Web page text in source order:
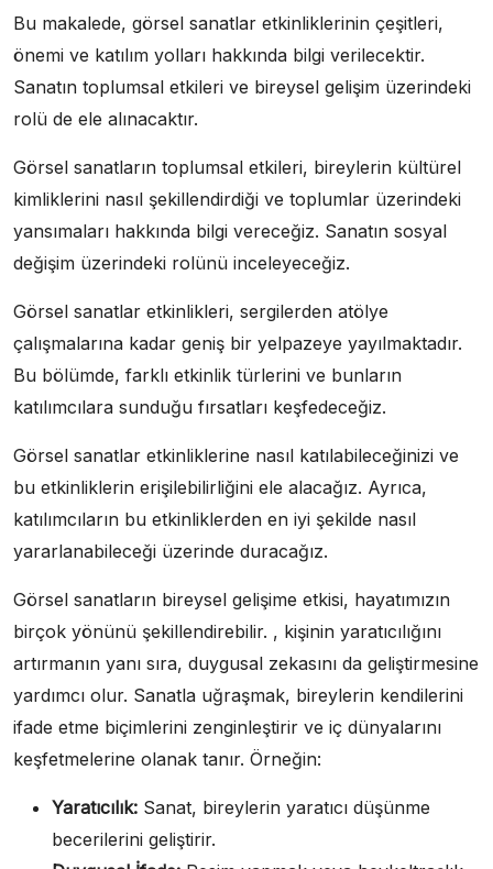
Bu makalede, görsel sanatlar etkinliklerinin çeşitleri,
önemi ve katılım yolları hakkında bilgi verilecektir.
Sanatın toplumsal etkileri ve bireysel gelişim üzerindeki
rolü de ele alınacaktır.
Görsel sanatların toplumsal etkileri, bireylerin kültürel
kimliklerini nasıl şekillendirdiği ve toplumlar üzerindeki
yansımaları hakkında bilgi vereceğiz. Sanatın sosyal
değişim üzerindeki rolünü inceleyeceğiz.
Görsel sanatlar etkinlikleri, sergilerden atölye
çalışmalarına kadar geniş bir yelpazeye yayılmaktadır.
Bu bölümde, farklı etkinlik türlerini ve bunların
katılımcılara sunduğu fırsatları keşfedeceğiz.
Görsel sanatlar etkinliklerine nasıl katılabileceğinizi ve
bu etkinliklerin erişilebilirliğini ele alacağız. Ayrıca,
katılımcıların bu etkinliklerden en iyi şekilde nasıl
yararlanabileceği üzerinde duracağız.
Görsel sanatların bireysel gelişime etkisi, hayatımızın
birçok yönünü şekillendirebilir. , kişinin yaratıcılığını
artırmanın yanı sıra, duygusal zekasını da geliştirmesine
yardımcı olur. Sanatla uğraşmak, bireylerin kendilerini
ifade etme biçimlerini zenginleştirir ve iç dünyalarını
keşfetmelerine olanak tanır. Örneğin:
Yaratıcılık: Sanat, bireylerin yaratıcı düşünme
becerilerini geliştirir.